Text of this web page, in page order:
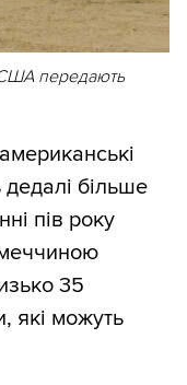
передають
більше
пів року
35
які можуть